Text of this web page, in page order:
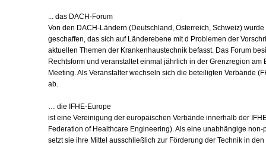
... das DACH-Forum
Von den DACH-Ländern (Deutschland, Österreich, Schweiz)
geschaffen, das sich auf Länderebene mit d Problemen der
aktuellen Themen der Krankenhaustechnik befasst. Das Forum
Rechtsform und veranstaltet einmal jährlich in der Grenzregion am
Meeting. Als Veranstalter wechseln sich die beteiligten Verbände
ab.
… die IFHE-Europe
ist eine Vereinigung der europäischen Verbände innerhalb der
Federation of Healthcare Engineering). Als eine unabhängige non-
setzt sie ihre Mittel ausschließlich zur Förderung der Technik in